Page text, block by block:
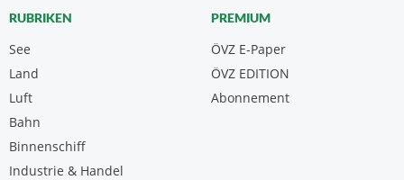
RUBRIKEN
See
Land
Luft
Bahn
Binnenschiff
Industrie & Handel
PREMIUM
ÖVZ E-Paper
Abonnement
ÖVZ EDITION